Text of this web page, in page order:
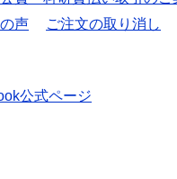
声 ご注文の取り消し
公式ページ